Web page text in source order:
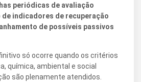
periódicas de avaliação
indicadores de recuperação
de possíveis passivos
só ocorre quando os critérios
química, ambiental e social
são plenamente atendidos.